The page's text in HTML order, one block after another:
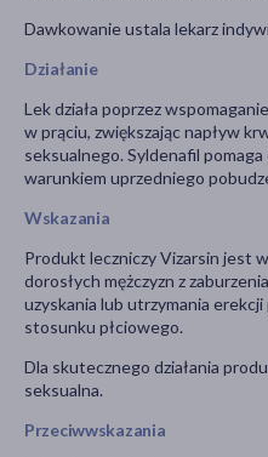
Dawkowanie ustala lekarz
Działanie
Lek działa poprzez
w prąciu, zwiększając napływ
seksualnego. Syldenafil
warunkiem uprzedniego
Wskazania
Produkt leczniczy Vizarsin jest
dorosłych mężczyzn z
uzyskania lub utrzymania
stosunku płciowego.
Dla skutecznego działania
seksualna.
Przeciwwskazania